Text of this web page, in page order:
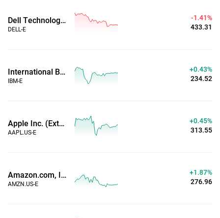
Dell Technologies Inc (Horario ampliado)
DELL-E
-1.41%
433.31
International Business Machines Corp (Horario ampliado)
IBM-E
+0.43%
234.52
Apple Inc. (Extended Hours)
AAPL.US-E
+0.46%
313.59
Amazon.com, Inc. (Extended Hours)
AMZN.US-E
+1.87%
276.97